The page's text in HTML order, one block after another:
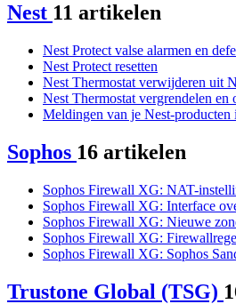
Nest 11 artikelen
Nest Protect valse alarmen en
Nest Protect resetten
Nest Thermostat verwijderen uit
Nest Thermostat vergrendelen en
Meldingen van je Nest-producten
Sophos 16 artikelen
Sophos Firewall XG: NAT-
Sophos Firewall XG: Interface
Sophos Firewall XG: Nieuwe
Sophos Firewall XG:
Sophos Firewall XG: Sophos
Trustone Global (TSG)